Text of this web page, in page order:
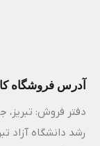
آدرس فروشگاه
دفتر فروش: تبریز،
رشد دانشگاه آزاد